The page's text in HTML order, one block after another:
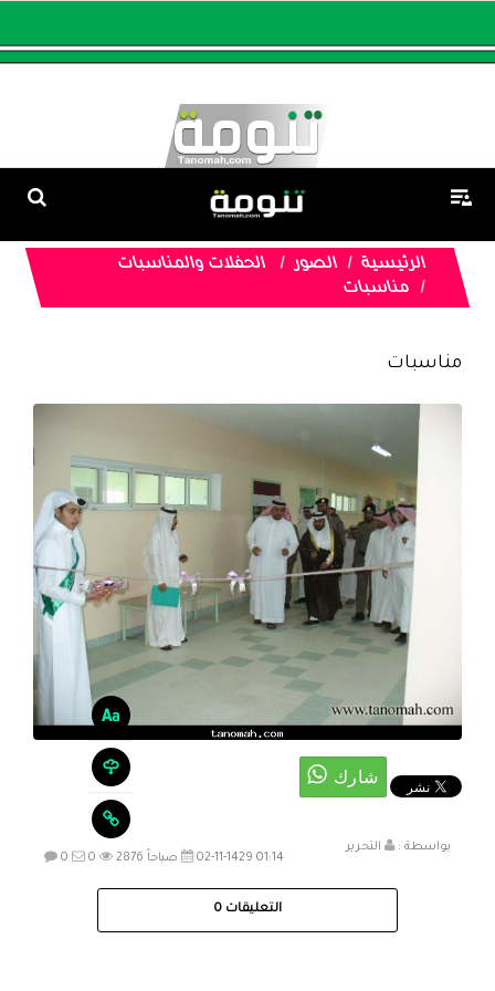
الرئيسية الصور
الحفلات والمناسبات
مناسبات
مناسبات
بواسطة :
التحرير
02-11-1429 01:14 صباحاً
0 0 2876
التعليقات 0